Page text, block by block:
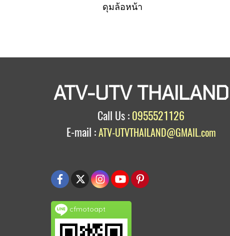
ดุมล้อหน้า
ATV-UTV THAILAND
Call Us : 0955521126
E-mail :ATV-UTVTHAILAND@GMAIL.com
cfmotoapt